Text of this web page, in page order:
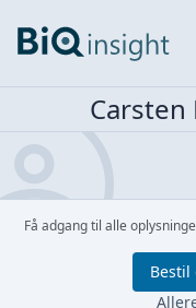
Få adgang til alle